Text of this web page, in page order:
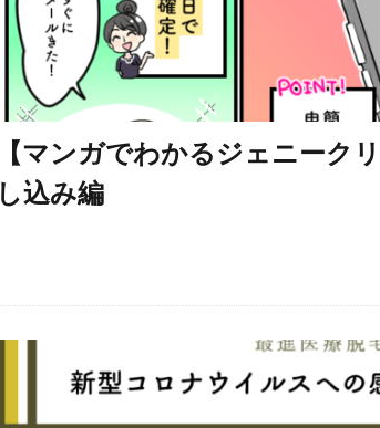
【マンガでわかるジェニーク
し込み編